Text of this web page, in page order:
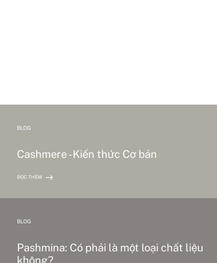
BLOG
Cashmere - Kiến thức Cơ bản
ĐỌC THÊM
BLOG
Pashmina: Có phải là một loại chất liệu
không?